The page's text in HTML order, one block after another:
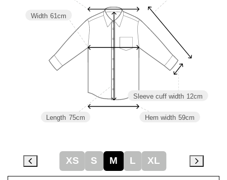
Hem width 59cm
Sleeve cuff width 12cm
Length 75cm
Width 61cm
XS S M L XL